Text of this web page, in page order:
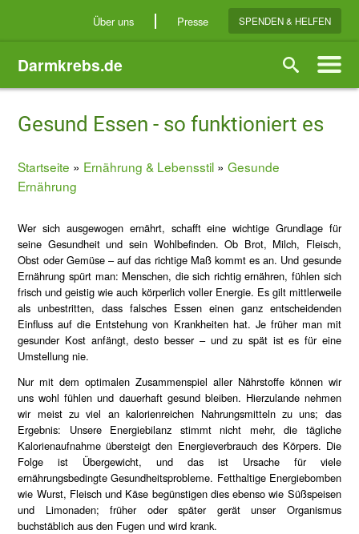
Über uns Presse SPENDEN & HELFEN
Darmkrebs.de
Gesund Essen - so funktioniert es
Breadcrumb
Startseite Ernährung & Lebensstil
Gesunde
Ernährung
Wer sich ausgewogen ernährt, schafft eine wichtige Grundlage für
seine Gesundheit und sein Wohlbefinden. Ob Brot, Milch, Fleisch,
Obst oder Gemüse – auf das richtige Maß kommt es an. Und gesunde
Ernährung spürt man: Menschen, die sich richtig ernähren, fühlen sich
frisch und geistig wie auch körperlich voller Energie. Es gilt mittlerweile
als unbestritten, dass falsches Essen einen ganz entscheidenden
Einfluss auf die Entstehung von Krankheiten hat. Je früher man mit
gesunder Kost anfängt, desto besser – und zu spät ist es für eine
Umstellung nie.
Nur mit dem optimalen Zusammenspiel aller Nährstoffe können wir
uns wohl fühlen und dauerhaft gesund bleiben. Hierzulande nehmen
wir meist zu viel an kalorienreichen Nahrungsmitteln zu uns; das
Ergebnis: Unsere Energiebilanz stimmt nicht mehr, die tägliche
Kalorienaufnahme übersteigt den Energieverbrauch des Körpers. Die
Folge ist Übergewicht, und das ist Ursache für viele
ernährungsbedingte Gesundheitsprobleme. Fetthaltige Energiebomben
wie Wurst, Fleisch und Käse begünstigen dies ebenso wie Süßspeisen
und Limonaden; früher oder später gerät unser Organismus
buchstäblich aus den Fugen und wird krank.